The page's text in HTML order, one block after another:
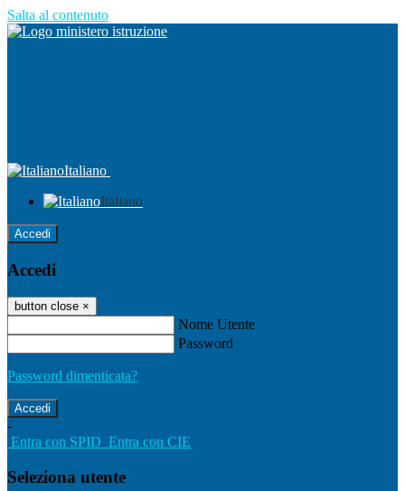
Salta al contenuto
Italiano
Italiano
Accedi
Accedi
button close ×
Nome Utente
Password
Password dimenticata?
-
Entra con SPID Entra con CIE
Seleziona utente